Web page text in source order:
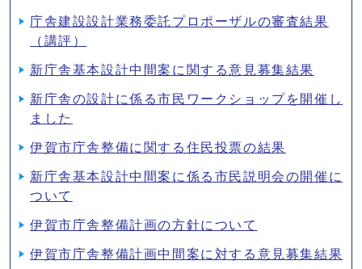
庁舎建設設計業務委託プロポーザルの審査結果
（講評）
新庁舎基本設計中間案に関する意見募集結果
新庁舎の設計に係る市民ワークショップを開催し
ました
伊賀市庁舎整備に関する住民投票の結果
新庁舎基本設計中間案に係る市民説明会の開催に
ついて
伊賀市庁舎整備計画の方針について
伊賀市庁舎整備計画中間案に対する意見募集結果